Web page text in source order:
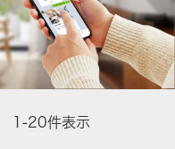
1-20件表示